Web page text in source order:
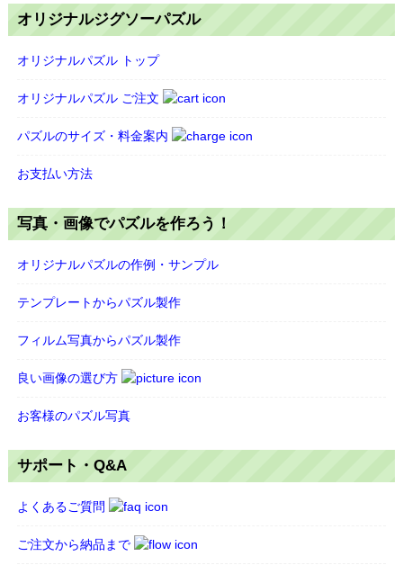
オリジナルジグソーパズル
オリジナルパズル トップ
オリジナルパズル ご注文
パズルのサイズ・料金案内
お支払い方法
写真・画像でパズルを作ろう！
オリジナルパズルの作例・サンプル
テンプレートからパズル製作
フィルム写真からパズル製作
良い画像の選び方
お客様のパズル写真
サポート・Q&A
よくあるご質問
ご注文から納品まで